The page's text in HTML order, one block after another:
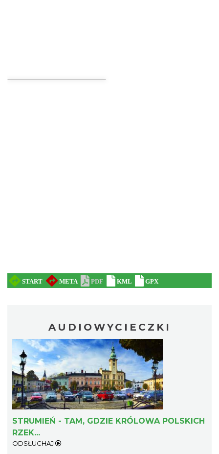
AUDIOWYCIECZKI
STRUMIEŃ - TAM, GDZIE KRÓLOWA POLSKICH
RZEK...
ODSŁUCHAJ